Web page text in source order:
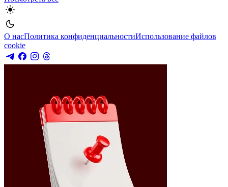
О насПолитика конфиденциальностиИспользование файлов
cookie